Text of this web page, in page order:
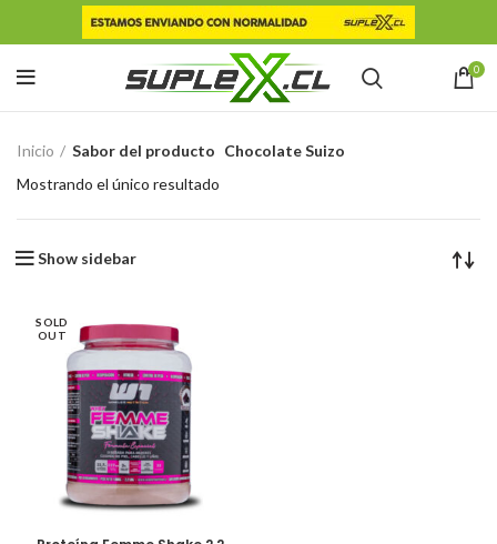
0
Inicio Sabor del producto Chocolate Suizo
Mostrando el único resultado
Show sidebar
SOLD
OUT